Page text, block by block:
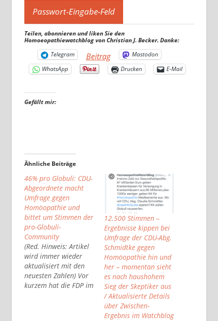
Teilen, abonnieren und liken Sie den
Homoeopathiewatchblog von Christian J. Becker. Danke:
Telegram
Beitrag
Mastodon
WhatsApp
Drucken E-Mail
Gefällt mir:
Ähnliche Beiträge
46% pro Globuli: CDU-
Abgeordnete macht
Umfrage gegen
Homöopathie und
bittet um Stimmen der
pro-Globuli-
Community
(Red. Hinweis: Artikel
wird immer wieder
aktualisiert mit den
neuesten Zahlen) Vor
kurzem hat die FDP im
12.500 Stimmen –
Ergebnisse kippen bei
Umfrage der CDU-Abg.
Schmidtke gegen
Homöopathie hin und
her – momentan sieht
es nach haushohem
Sieg der Skeptiker aus
/ Aktualisierte Details
über Zwischen-
Ergebnis im Watchblog